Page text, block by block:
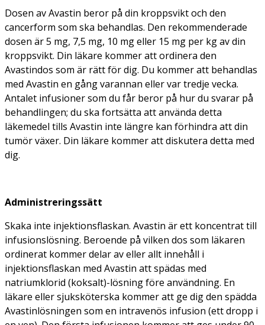
Dosen av Avastin beror på din kroppsvikt och den
cancerform som ska behandlas. Den rekommenderade
dosen är 5 mg, 7,5 mg, 10 mg eller 15 mg per kg av din
kroppsvikt. Din läkare kommer att ordinera den
Avastindos som är rätt för dig. Du kommer att behandlas
med Avastin en gång varannan eller var tredje vecka.
Antalet infusioner som du får beror på hur du svarar på
behandlingen; du ska fortsätta att använda detta
läkemedel tills Avastin inte längre kan förhindra att din
tumör växer. Din läkare kommer att diskutera detta med
dig.
Administreringssätt
Skaka inte injektionsflaskan. Avastin är ett koncentrat till
infusionslösning. Beroende på vilken dos som läkaren
ordinerat kommer delar av eller allt innehåll i
injektionsflaskan med Avastin att spädas med
natriumklorid (koksalt)-lösning före användning. En
läkare eller sjuksköterska kommer att ge dig den spädda
Avastinlösningen som en intravenös infusion (ett dropp i